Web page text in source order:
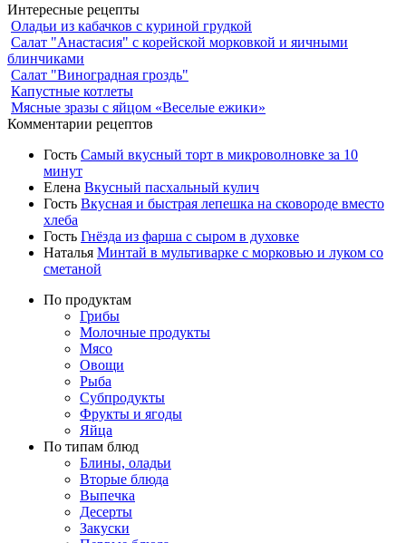
Интересные рецепты
Оладьи из кабачков с куриной грудкой
Салат "Анастасия" с корейской морковкой и яичными
блинчиками
Салат "Виноградная гроздь"
Капустные котлеты
Мясные зразы с яйцом «Веселые ежики»
Комментарии рецептов
Гость Самый вкусный торт в микроволновке за 10
минут
Елена Вкусный пасхальный кулич
Гость Вкусная и быстрая лепешка на сковороде вместо
хлеба
Гость Гнёзда из фарша с сыром в духовке
Наталья Минтай в мультиварке с морковью и луком со
сметаной
По продуктам
Грибы
Молочные продукты
Мясо
Овощи
Рыба
Субпродукты
Фрукты и ягоды
Яйца
По типам блюд
Блины, оладьи
Вторые блюда
Выпечка
Десерты
Закуски